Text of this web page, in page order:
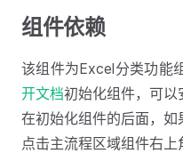
组件依赖
该组件为Excel分类功能
开文档初始化组件，可以
在初始化组件的后面，
点击主流程区域组件右上